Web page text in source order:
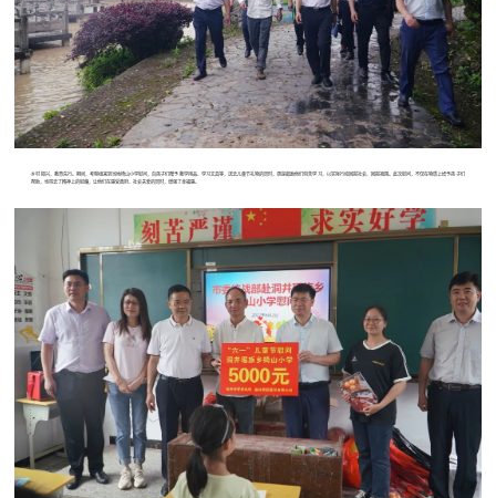
乡村振兴，教育先行。期间，考察组来到当地椅山小学慰问，向孩子们赠予教学用品、学习文具等，送去儿童节礼物的同时，更是鼓励他们刻苦学习，以实际行动回报社会、回报祖国。此次慰问，不仅在物质上给予孩子们
帮助，也带去了精神上的慰藉，让他们在感受政府、社会关爱的同时，增强了幸福感。